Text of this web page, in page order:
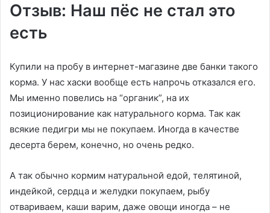
Отзыв: Наш пёс не стал это
есть
Купили на пробу в интернет-магазине две банки такого
корма. У нас хаски вообще есть напрочь отказался его.
Мы именно повелись на “органик”, на их
позиционирование как натурального корма. Так как
всякие педигри мы не покупаем. Иногда в качестве
десерта берем, конечно, но очень редко.
А так обычно кормим натуральной едой, телятиной,
индейкой, сердца и желудки покупаем, рыбу
отвариваем, каши варим, даже овощи иногда – не